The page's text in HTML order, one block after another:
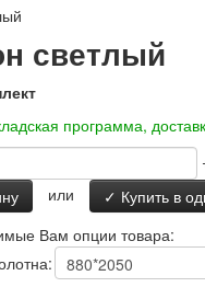
светлый
программа,
или
✓ Купить в
Вам опции товара: